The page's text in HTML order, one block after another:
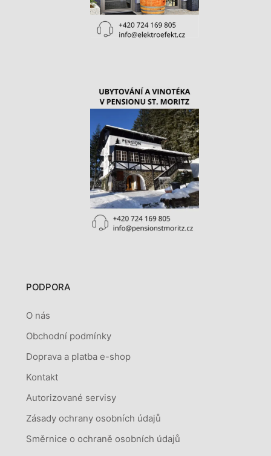
PODPORA
O nás
Obchodní podmínky
Doprava a platba e-shop
Kontakt
Autorizované servisy
Zásady ochrany osobních údajů
Směrnice o ochraně osobních údajů